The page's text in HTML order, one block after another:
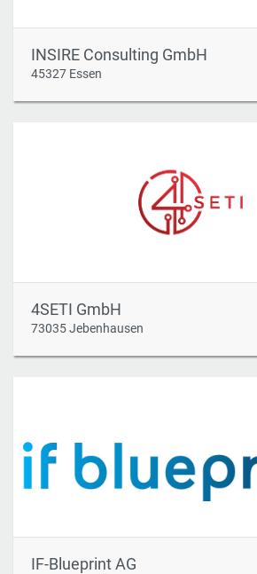
INSIRE Consulting GmbH
45327 Essen
4SETI GmbH
73035 Jebenhausen
IF-Blueprint AG